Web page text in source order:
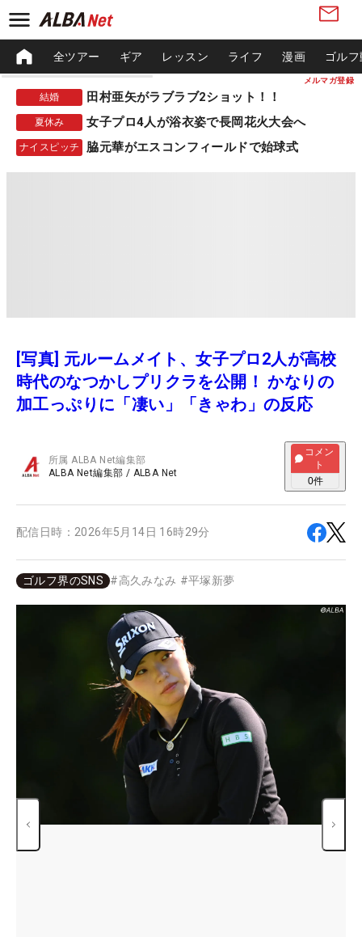
メルマガ登録
全ツアー ギア レッスン ライフ 漫画 ゴル
結婚 田村亜矢がラブラブ2ショット！！
夏休み 女子プロ4人が浴衣姿で長岡花火大会へ
ナイスピッチ 脇元華がエスコンフィールドで始球式
[写真] 元ルームメイト、女子プロ2人が高校
時代のなつかしプリクラを公開！ かなりの
加工っぷりに「凄い」「きゃわ」の反応
所属ALBA Net編集部
ALBA Net編集部 / ALBA Net
コメン
ト
0件
配信日時： 2026年5月14日 16時29分
ゴルフ界のSNS #高久みなみ #平塚新夢